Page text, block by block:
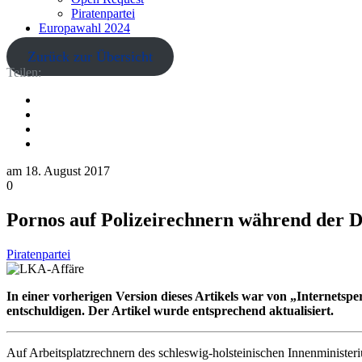
Piratenpartei
Europawahl 2024
Zurück zur Übersicht
Teilen:
am 18. August 2017
0
Pornos auf Polizeirechnern während der
Piratenpartei
In einer vorherigen Version dieses Artikels war von
entschuldigen. Der Artikel wurde entsprechend aktualisiert.
Auf Arbeitsplatzrechnern des schleswig-holsteinischen